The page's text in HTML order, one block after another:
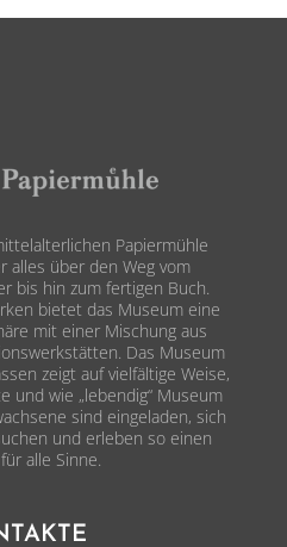
Papiermühle
alles über den Weg vom
bis hin zum fertigen Buch.
bietet das Museum eine
mit einer Mischung aus
Das Museum
zeigt auf vielfältige Weise,
und wie „lebendig“ Museum
sind eingeladen, sich
und erleben so einen
alle Sinne.